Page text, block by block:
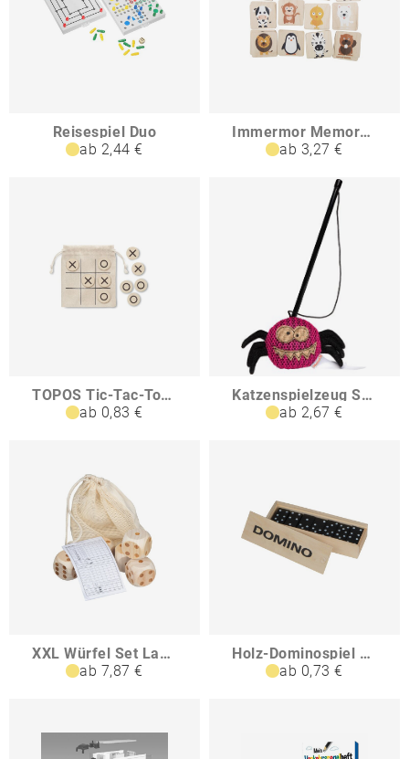
Reisespiel Duo
ab 2,44 €
Immermor Memoryspiel Tiere
ab 3,27 €
TOPOS Tic-Tac-Toe Spiel
ab 0,83 €
Katzenspielzeug Susi Spinne
ab 2,67 €
XXL Würfel Set Las Vegas
ab 7,87 €
Holz-Dominospiel Ko Samui
ab 0,73 €